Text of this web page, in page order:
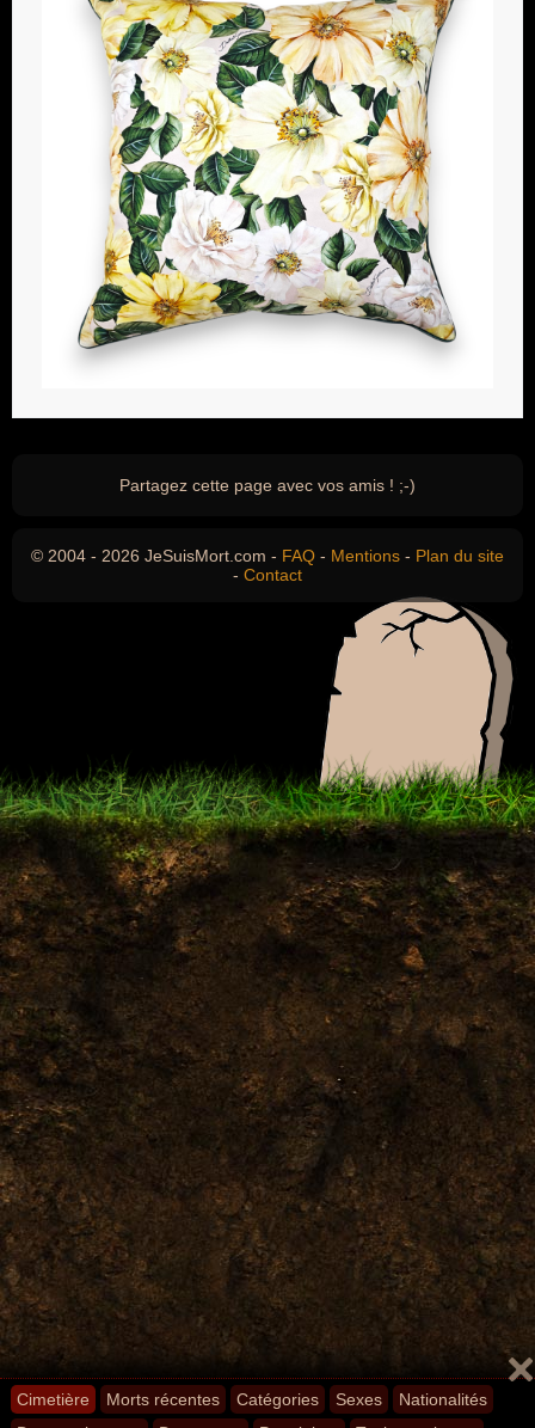
Cimetière Morts récentes Catégories Sexes
Nationalités
Partagez cette page avec vos amis ! ;-)
© 2004 - 2026 JeSuisMort.com - FAQ - Mentions - Plan du site
- Contact